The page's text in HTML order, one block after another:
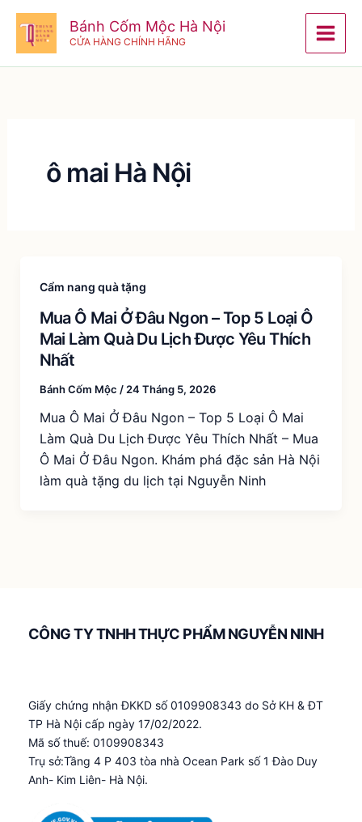
Nhảy
nội
Bánh Cốm Mộc Hà Nội
CỬA HÀNG CHÍNH HÃNG
ô mai Hà Nội
Cẩm nang quà tặng
Mua Ô Mai Ở Đâu Ngon – Top 5 Loại Ô
Mai Làm Quà Du Lịch Được Yêu Thích
Nhất
Bánh Cốm Mộc / 24 Tháng 5, 2026
Mua Ô Mai Ở Đâu Ngon – Top 5 Loại Ô Mai
Làm Quà Du Lịch Được Yêu Thích Nhất – Mua
Ô Mai Ở Đâu Ngon. Khám phá đặc sản Hà Nội
làm quà tặng du lịch tại Nguyễn Ninh
CÔNG TY TNHH THỰC PHẨM NGUYỄN NINH
Giấy chứng nhận ĐKKD số 0109908343 do Sở KH & ĐT
TP Hà Nội cấp ngày 17/02/2022.
Mã số thuế: 0109908343
Trụ sở:Tầng 4 P 403 tòa nhà Ocean Park số 1 Đào Duy
Anh- Kim Liên- Hà Nội.